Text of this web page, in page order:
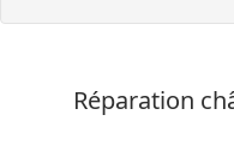
Réparation